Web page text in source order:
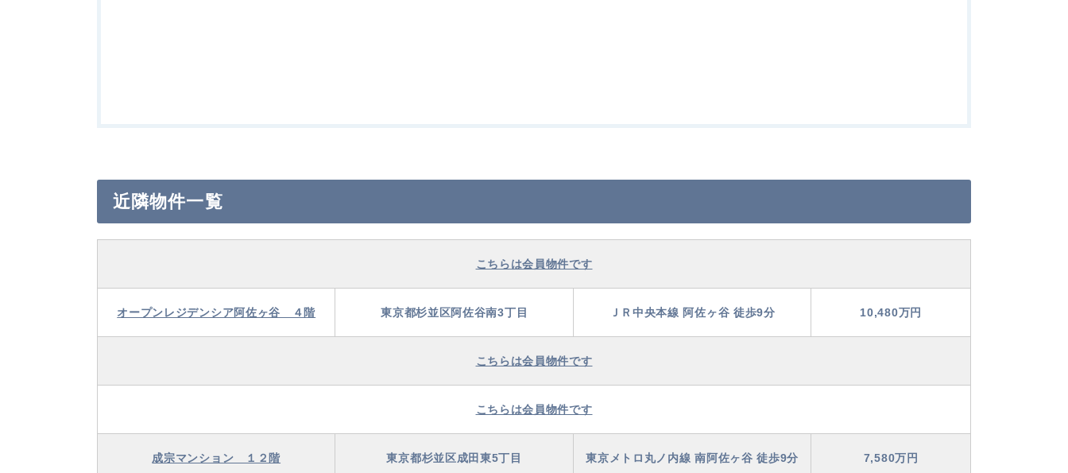
近隣物件一覧
こちらは会員物件です
オープンレジデンシア阿佐ヶ谷 ４階 東京都杉並区阿佐谷南3丁目 ＪＲ中央本線 阿佐ヶ谷 徒歩9分 10,480万円
こちらは会員物件です
こちらは会員物件です
成宗マンション １２階 東京都杉並区成田東5丁目 東京メトロ丸ノ内線 南阿佐ヶ谷 徒歩9分 7,580万円